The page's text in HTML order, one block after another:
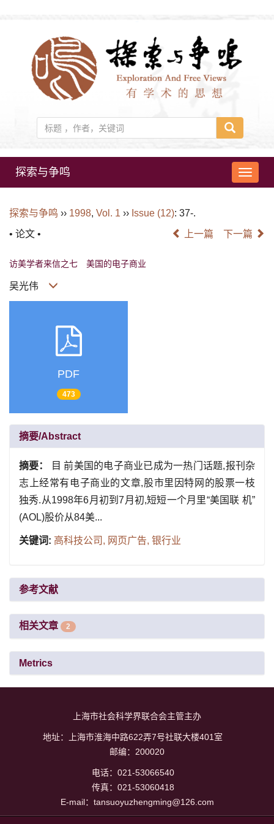
导
航
探索与争鸣
探索与争鸣 ›› 1998, Vol. 1 ›› Issue (12): 37-.
• 论文 •
上一篇 下一篇
访美学者来信之七 美国的电子商业
吴光伟
PDF
473
摘要/Abstract
摘要：
目 前美国的电子商业已成为一热门话题,报刊杂
志上经常有电子商业的文章,股市里因特网的股票一枝
独秀.从1998年6月初到7月初,短短一个月里“美国联 机”
(AOL)股价从84美...
关键词: 高科技公司, 网页广告, 银行业
参考文献
相关文章 2
Metrics
上海市社会科学界联合会主管主办
地址：上海市淮海中路622弄7号社联大楼401室
邮编：200020
电话：021-53066540
传真：021-53060418
E-mail：tansuoyuzhengming@126.com